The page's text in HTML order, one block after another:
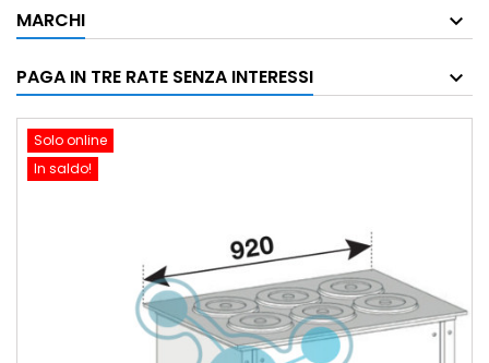
MARCHI
PAGA IN TRE RATE SENZA INTERESSI
Solo online
In saldo!